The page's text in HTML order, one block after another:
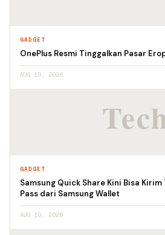
GADGET
OnePlus Resmi Tinggalkan Pasar
AUG 10, 2026
GADGET
Samsung Quick Share Kini Bisa
Pass dari Samsung Wallet
AUG 10, 2026